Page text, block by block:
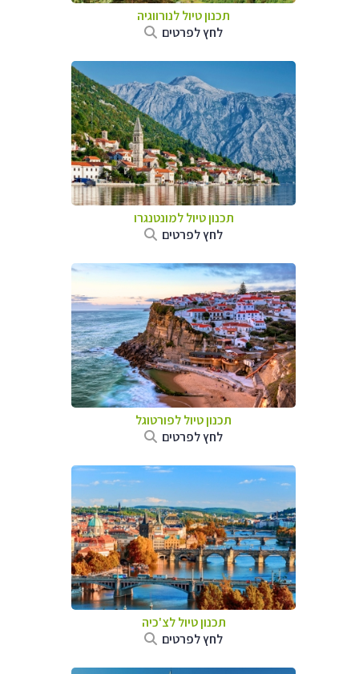
תכנון טיול לנורווגיה
לחץ לפרטים
תכנון טיול למונטנגרו
לחץ לפרטים
תכנון טיול לפורטוגל
לחץ לפרטים
תכנון טיול לצ'כיה
לחץ לפרטים